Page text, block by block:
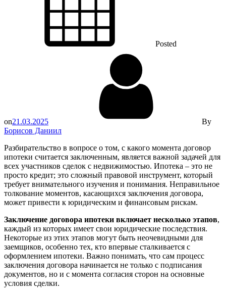
Posted
on21.03.2025
By
Борисов Даниил
Разбирательство в вопросе о том, с какого момента договор
ипотеки считается заключенным, является важной задачей для
всех участников сделок с недвижимостью. Ипотека – это не
просто кредит; это сложный правовой инструмент, который
требует внимательного изучения и понимания. Неправильное
толкование моментов, касающихся заключения договора,
может привести к юридическим и финансовым рискам.
Заключение договора ипотеки включает несколько этапов,
каждый из которых имеет свои юридические последствия.
Некоторые из этих этапов могут быть неочевидными для
заемщиков, особенно тех, кто впервые сталкивается с
оформлением ипотеки. Важно понимать, что сам процесс
заключения договора начинается не только с подписания
документов, но и с момента согласия сторон на основные
условия сделки.